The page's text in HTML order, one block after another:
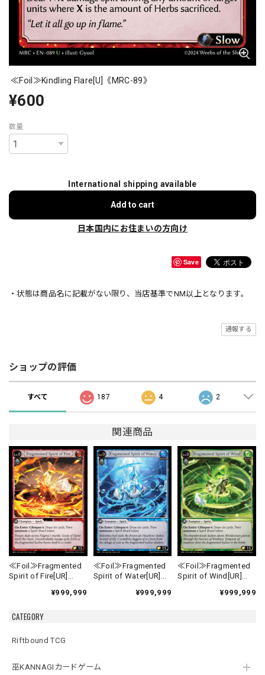
CATEGORY
Riftbound TCG
巫KANNAGIカードゲーム
≪Foil≫Kindling Flare[U]《MRC-89》
¥600
数量
International shipping available
Add to cart
日本国内にお住まいの方向け
Save
・状態は商品名に記載がない限り、当店基準でNM以上となります。
通報する
ショップの評価
すべて 187 4 2
関連商品
≪Foil≫Fragmented
Spirit of Fire[UR]
¥999,999
≪Foil≫Fragmented
Spirit of Water[UR]
¥999,999
≪Foil≫Fragmented
Spirit of Wind[UR]
¥999,999